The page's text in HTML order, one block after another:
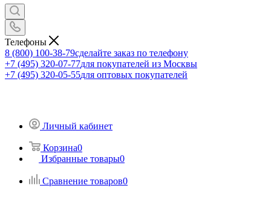
Телефоны
8 (800) 100-38-79сделайте заказ по телефону
+7 (495) 320-07-77для покупателей из Москвы
+7 (495) 320-05-55для оптовых покупателей
Личный кабинет
Корзина0
Избранные товары0
Сравнение товаров0